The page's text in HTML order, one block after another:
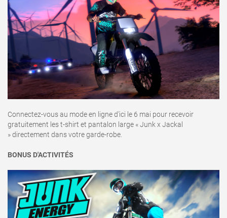
Connectez-vous au mode en ligne d'ici le 6 mai pour recevoir
gratuitement les t-shirt et pantalon large « Junk x Jackal
» directement dans votre garde-robe.
BONUS D'ACTIVITÉS